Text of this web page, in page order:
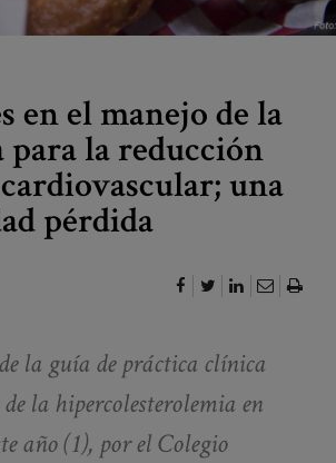
en el manejo de la
la reducción
una
pérdida
la guía de práctica clínica
la hipercolesterolemia en
año (1), por el Colegio